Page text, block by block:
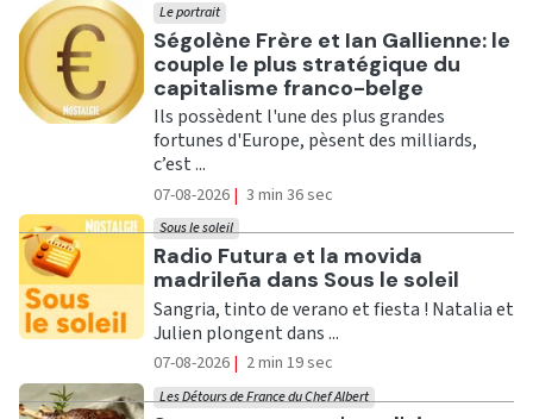
Ecouter
Ségolène Frère et Ian Gallienne: le
couple le plus stratégique du
capitalisme franco-belge
Le portrait
Ils possèdent l'une des plus grandes
fortunes d'Europe, pèsent des milliards,
c’est ...
07-08-2026 | 3 min 36 sec
Ecouter
Radio Futura et la movida
madrileña dans Sous le soleil
Sous le soleil
Sangria, tinto de verano et fiesta ! Natalia et
Julien plongent dans ...
07-08-2026 | 2 min 19 sec
Les Détours de France du Chef Albert